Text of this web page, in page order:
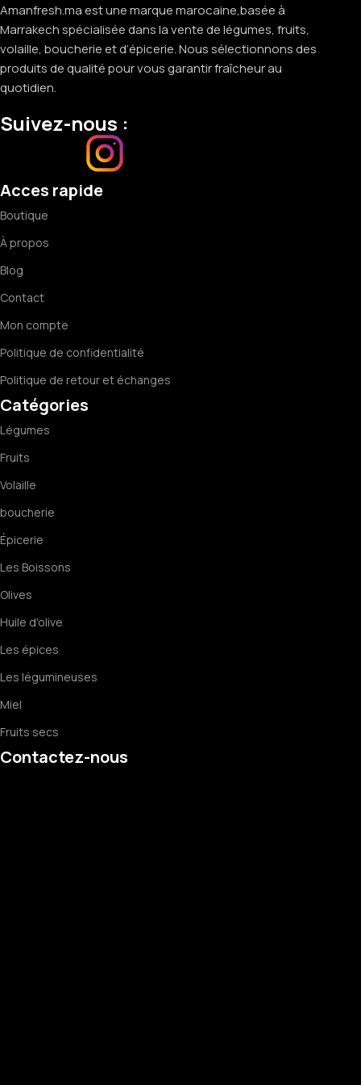
Amanfresh.ma est une marque marocaine,basée à
Marrakech spécialisée dans la vente de légumes, fruits,
volaille, boucherie et d’épicerie. Nous sélectionnons des
produits de qualité pour vous garantir fraîcheur au
quotidien.
Suivez-nous :
Acces rapide
Boutique
À propos
Blog
Contact
Mon compte
Politique de confidentialité
Politique de retour et échanges
Catégories
Légumes
Fruits
Volaille
boucherie
Épicerie
Les Boissons
Olives
Huile d'olive
Les épices
Les légumineuses
Miel
Fruits secs
Contactez-nous